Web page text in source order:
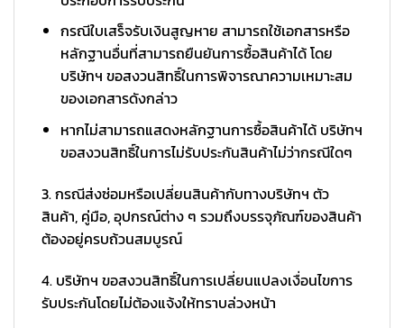
กรณีใบเสร็จรับเงินสูญหาย สามารถใช้เอกสารหรือ
หลักฐานอื่นที่สามารถยืนยันการซื้อสินค้าได้ โดย
บริษัทฯ ขอสงวนสิทธิ์ในการพิจารณาความเหมาะสม
ของเอกสารดังกล่าว
หากไม่สามารถแสดงหลักฐานการซื้อสินค้าได้ บริษัทฯ
ขอสงวนสิทธิ์ในการไม่รับประกันสินค้าไม่ว่ากรณีใดๆ
3. กรณีส่งซ่อมหรือเปลี่ยนสินค้ากับทางบริษัทฯ ตัว
สินค้า, คู่มือ, อุปกรณ์ต่าง ๆ รวมถึงบรรจุภัณฑ์ของสินค้า
ต้องอยู่ครบถ้วนสมบูรณ์
4. บริษัทฯ ขอสงวนสิทธิ์ในการเปลี่ยนแปลงเงื่อนไขการ
รับประกันโดยไม่ต้องแจ้งให้ทราบล่วงหน้า